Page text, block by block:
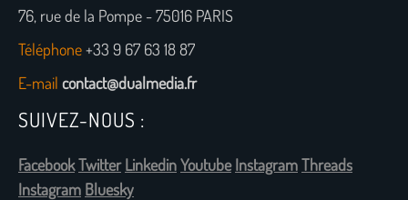
76, rue de la Pompe - 75016 PARIS
Téléphone+33 9 67 63 18 87
E-mail contact@dualmedia.fr
SUIVEZ-NOUS :
FacebookTwitter LinkedinYoutube InstagramThreads
Instagram Bluesky